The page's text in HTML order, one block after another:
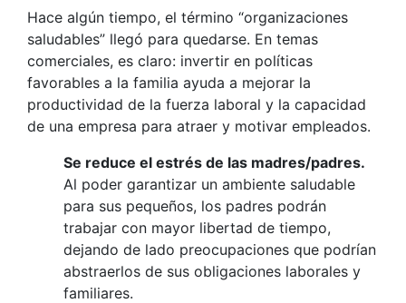
Hace algún tiempo, el término “organizaciones
saludables” llegó para quedarse. En temas
comerciales, es claro: invertir en políticas
favorables a la familia ayuda a mejorar la
productividad de la fuerza laboral y la capacidad
de una empresa para atraer y motivar empleados.
Se reduce el estrés de las madres/padres.
Al poder garantizar un ambiente saludable
para sus pequeños, los padres podrán
trabajar con mayor libertad de tiempo,
dejando de lado preocupaciones que podrían
abstraerlos de sus obligaciones laborales y
familiares.